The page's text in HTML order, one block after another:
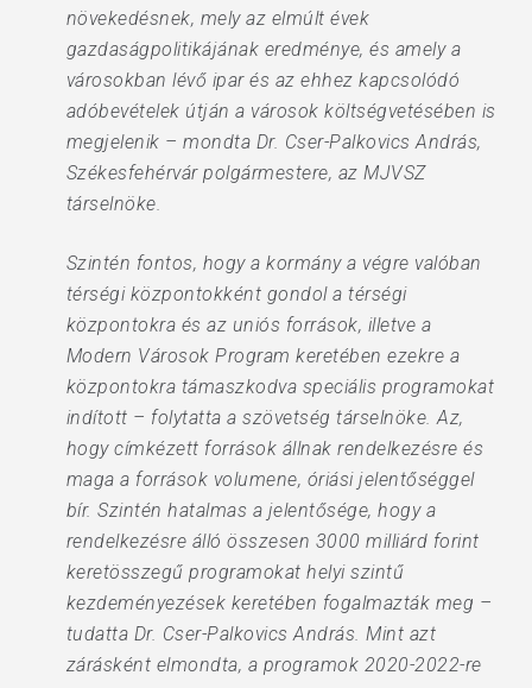
növekedésnek, mely az elmúlt évek
gazdaságpolitikájának eredménye, és amely a
városokban lévő ipar és az ehhez kapcsolódó
adóbevételek útján a városok költségvetésében is
megjelenik – mondta Dr. Cser-Palkovics András,
Székesfehérvár polgármestere, az MJVSZ
társelnöke.
Szintén fontos, hogy a kormány a végre valóban
térségi központokként gondol a térségi
központokra és az uniós források, illetve a
Modern Városok Program keretében ezekre a
központokra támaszkodva speciális programokat
indított – folytatta a szövetség társelnöke. Az,
hogy címkézett források állnak rendelkezésre és
maga a források volumene, óriási jelentőséggel
bír. Szintén hatalmas a jelentősége, hogy a
rendelkezésre álló összesen 3000 milliárd forint
keretösszegű programokat helyi szintű
kezdeményezések keretében fogalmazták meg –
tudatta Dr. Cser-Palkovics András. Mint azt
zárásként elmondta, a programok 2020-2022-re